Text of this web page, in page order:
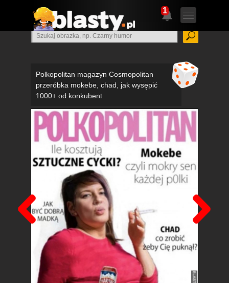
1
Polkopolitan magazyn Cosmopolitan
przeróbka mokebe, chad, jak wysępić
1000+ od konkubent
Poprzedni